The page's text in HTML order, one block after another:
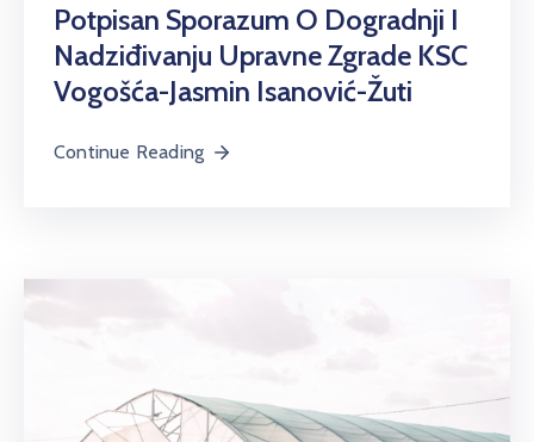
Potpisan Sporazum O Dogradnji I
Nadziđivanju Upravne Zgrade KSC
Vogošća-Jasmin Isanović-Žuti
Continue Reading